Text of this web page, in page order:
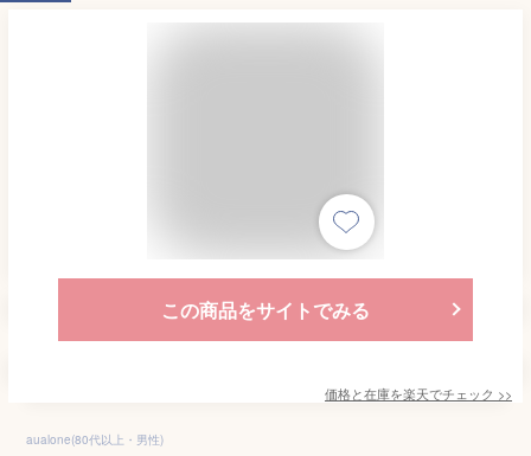
この商品をサイトでみる
価格と在庫を楽天でチェック >>
aualone(80代以上・男性)